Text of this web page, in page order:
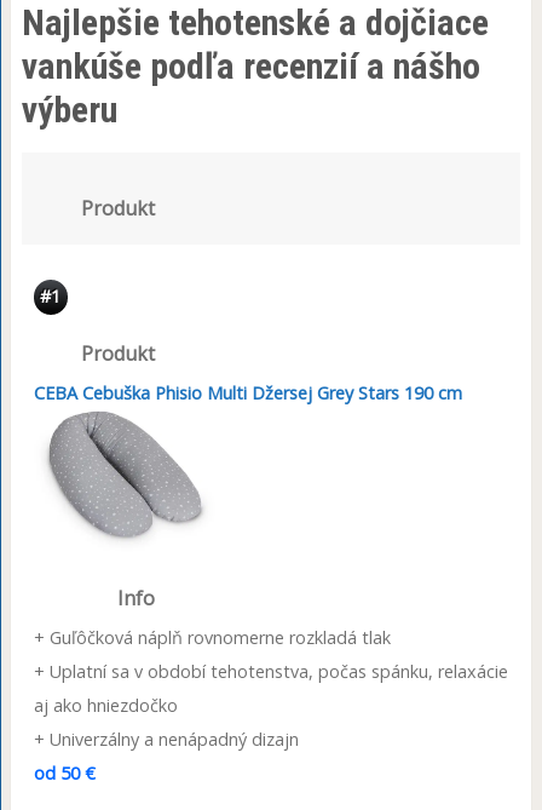
Najlepšie tehotenské a dojčiace
vankúše podľa recenzií a nášho
výberu
Produkt
#1
Produkt
CEBA Cebuška Phisio Multi Džersej Grey Stars 190 cm
Info
+ Guľôčková náplň rovnomerne rozkladá tlak
+ Uplatní sa v období tehotenstva, počas spánku, relaxácie
aj ako hniezdočko
+ Univerzálny a nenápadný dizajn
od 50 €